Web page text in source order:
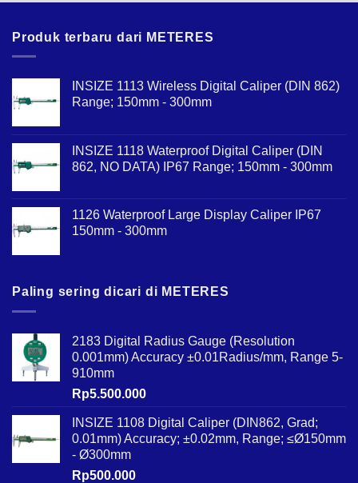
Produk terbaru dari METERES
INSIZE 1113 Wireless Digital Caliper (DIN 862)
Range; 150mm - 300mm
INSIZE 1118 Waterproof Digital Caliper (DIN
862, NO DATA) IP67 Range; 150mm - 300mm
1126 Waterproof Large Display Caliper IP67
150mm - 300mm
Paling sering dicari di METERES
2183 Digital Radius Gauge (Resolution
0.001mm) Accuracy ±0.01Radius/mm, Range 5-
910mm
Rp5.500.000
INSIZE 1108 Digital Caliper (DIN862, Grad;
0.01mm) Accuracy; ±0.02mm, Range; ≤Ø150mm
- Ø300mm
Rp500.000